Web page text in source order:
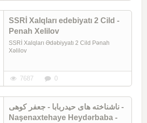
SSRİ Xalqları edebiyatı 2 Cild -
Penah Xelilov
SSRİ Xalqları Ədəbiyyatı 2 Cild Pənah
Xəlilov
7687 0
ناشناخته های حیدربابا - جعفر کوهی -
Naşenaxtehaye Heydərbaba -